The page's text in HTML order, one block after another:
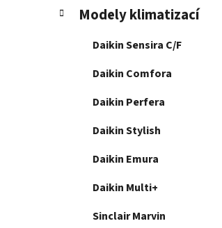
Modely klimatizací
Daikin Sensira C/F
Daikin Comfora
Daikin Perfera
Daikin Stylish
Daikin Emura
Daikin Multi+
Sinclair Marvin